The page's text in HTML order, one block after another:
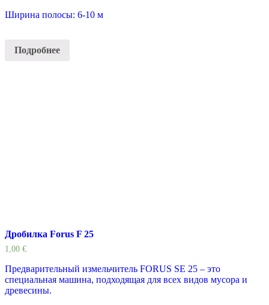
Ширина полосы: 6-10 м
Подробнее
Дробилка Forus F 25
1,00 €
Предварительный измельчитель FORUS SE 25 – это
специальная машина, подходящая для всех видов мусора и
древесины.